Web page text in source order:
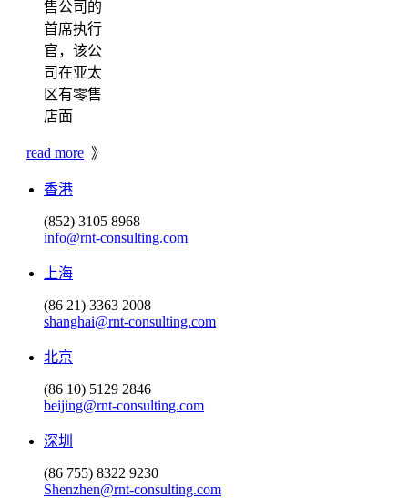
售公司的
首席执行
官，该公
司在亚太
区有零售
店面
read more 》
香港
(852) 3105 8968
info@rnt-consulting.com
上海
(86 21) 3363 2008
shanghai@rnt-consulting.com
北京
(86 10) 5129 2846
beijing@rnt-consulting.com
深圳
(86 755) 8322 9230
Shenzhen@rnt-consulting.com